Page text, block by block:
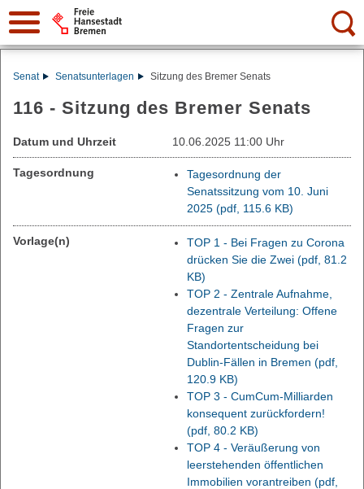
Suche:
Senat Senatsunterlagen Sitzung des Bremer Senats
116 - Sitzung des Bremer Senats
Datum und Uhrzeit 10.06.2025 11:00 Uhr
Tagesordnung
Tagesordnung der
Senatssitzung vom 10. Juni
2025 (pdf, 115.6 KB)
Vorlage(n)
TOP 1 - Bei Fragen zu Corona
drücken Sie die Zwei (pdf, 81.2
KB)
TOP 2 - Zentrale Aufnahme,
dezentrale Verteilung: Offene
Fragen zur
Standortentscheidung bei
Dublin-Fällen in Bremen (pdf,
120.9 KB)
TOP 3 - CumCum-Milliarden
konsequent zurückfordern!
(pdf, 80.2 KB)
TOP 4 - Veräußerung von
leerstehenden öffentlichen
Immobilien vorantreiben (pdf,